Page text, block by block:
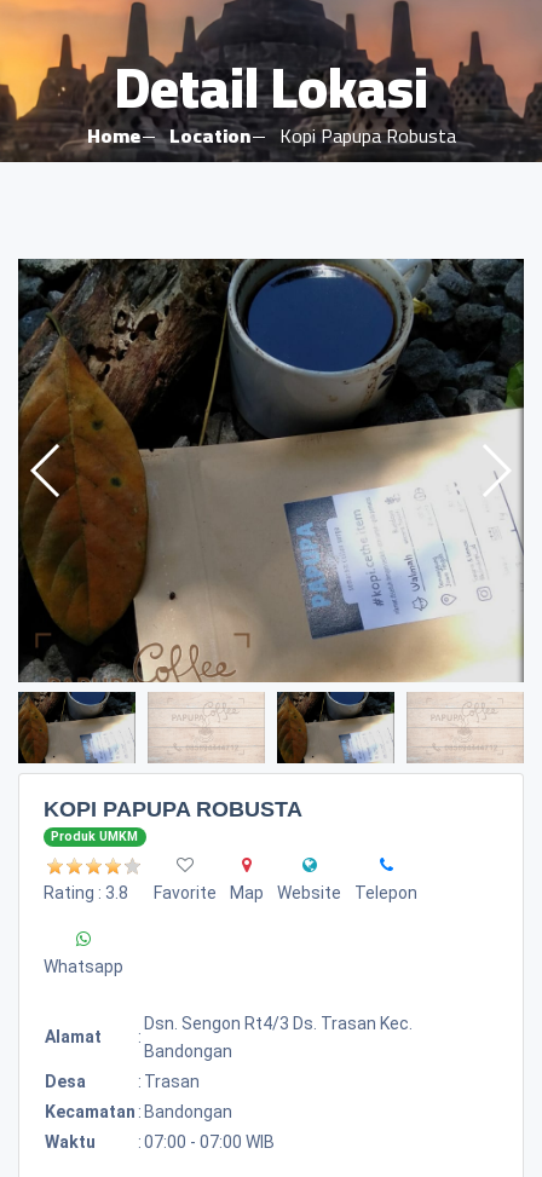
Detail Lokasi
Home Location Kopi Papupa Robusta
KOPI PAPUPA ROBUSTA
Produk UMKM
Rating : 3.8 Favorite Map Website Telepon
Whatsapp
Alamat :
Dsn. Sengon Rt4/3 Ds. Trasan Kec.
Bandongan
Desa
: Trasan
Kecamatan : Bandongan
Waktu
:07:00 - 07:00 WIB